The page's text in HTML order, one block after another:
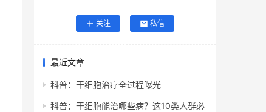
关注 私信
最近文章
科普：干细胞治疗全过程曝光
科普：干细胞能治哪些病？这10类人群必